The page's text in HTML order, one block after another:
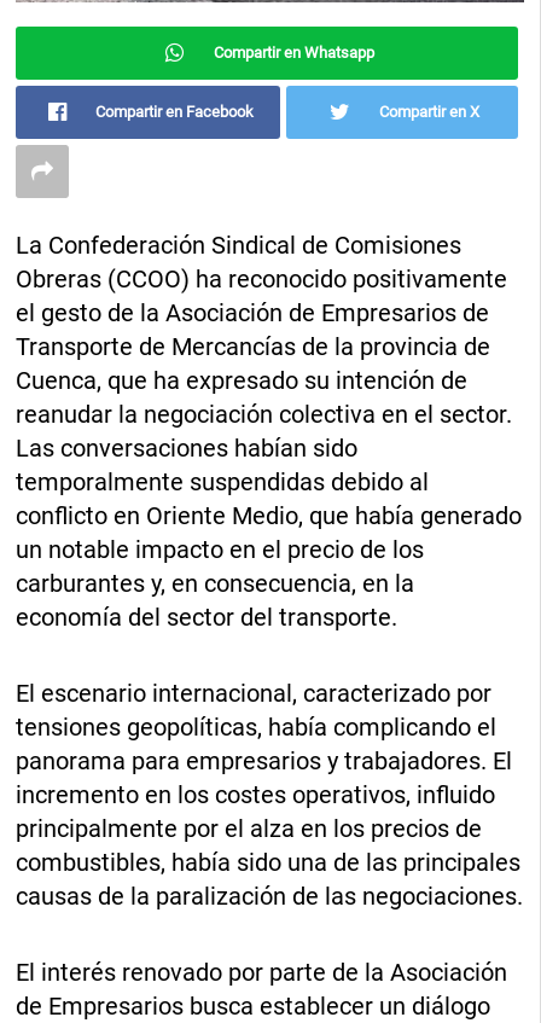
Compartir en Whatsapp
Compartir en Facebook Compartir en X
La Confederación Sindical de Comisiones
Obreras (CCOO) ha reconocido positivamente
el gesto de la Asociación de Empresarios de
Transporte de Mercancías de la provincia de
Cuenca, que ha expresado su intención de
reanudar la negociación colectiva en el sector.
Las conversaciones habían sido
temporalmente suspendidas debido al
conflicto en Oriente Medio, que había generado
un notable impacto en el precio de los
carburantes y, en consecuencia, en la
economía del sector del transporte.
El escenario internacional, caracterizado por
tensiones geopolíticas, había complicando el
panorama para empresarios y trabajadores. El
incremento en los costes operativos, influido
principalmente por el alza en los precios de
combustibles, había sido una de las principales
causas de la paralización de las negociaciones.
El interés renovado por parte de la Asociación
de Empresarios busca establecer un diálogo